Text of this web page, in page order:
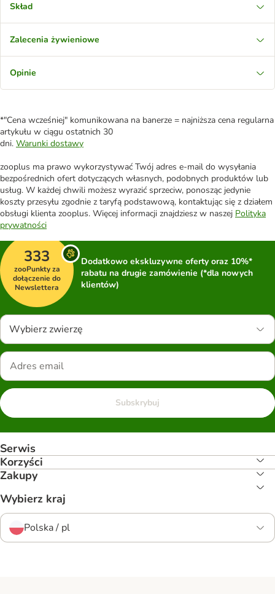
Skład
Zalecenia żywieniowe
Opinie
*"Cena wcześniej" komunikowana na banerze = najniższa cena regularna
artykułu w ciągu ostatnich 30
dni. Warunki dostawy
zooplus ma prawo wykorzystywać Twój adres e-mail do wysyłania
bezpośrednich ofert dotyczących własnych, podobnych produktów lub
usług. W każdej chwili możesz wyrazić sprzeciw, ponosząc jedynie
koszty przesyłu zgodnie z taryfą podstawową, kontaktując się z działem
obsługi klienta zooplus. Więcej informacji znajdziesz w naszej Polityka
prywatności
333
zooPunkty za
dołączenie do
Newslettera
Dodatkowo ekskluzywne oferty oraz 10%*
rabatu na drugie zamówienie (*dla nowych
klientów)
Wybierz zwierzę
Subskrybuj
Serwis
Korzyści
Zakupy
Wybierz kraj
Polska / pl